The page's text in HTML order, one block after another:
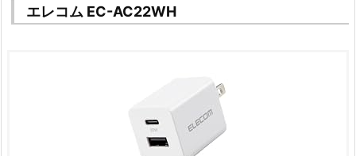
エレコム EC-AC22WH